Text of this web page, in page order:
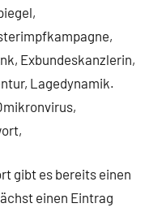
Exbundeskanzlerin,
Lagedynamik.
gibt es bereits einen
einen Eintrag